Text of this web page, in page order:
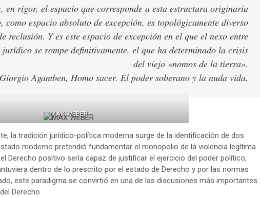
en rigor, el espacio que corresponde a esta estructura originaria
espacio absoluto de excepción, es topológicamente diverso
reclusión. Y es este espacio de excepción en el que el nexo entre
se rompe definitivamente, el que ha determinado la crisis
del viejo «nomos de la tierra».
Giorgio Agamben, Homo sacer. El poder soberano y la nuda vida.
MAX WEBER
la tradición jurídico-política moderna surge de la identificación de dos
moderno pretendió fundamentar el monopolio de la violencia legítima
Derecho positivo sería capaz de justificar el ejercicio del poder político,
dentro de lo prescrito por el estado de Derecho y por las normas
este paradigma se convirtió en una de las discusiones más importantes
Derecho.